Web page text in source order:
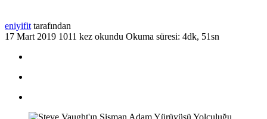
eniyifit tarafından
17 Mart 2019 1011 kez okundu Okuma süresi: 4dk, 51sn